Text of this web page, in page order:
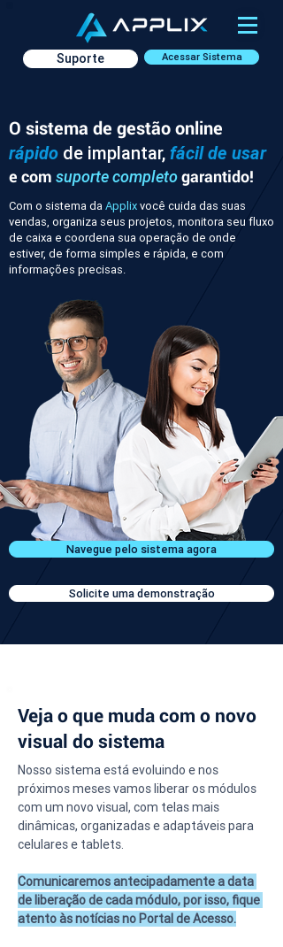
Acessar Sistema
Suporte
O sistema de gestão online
rápido de implantar, fácil de usar
e com suporte completogarantido!
Com o sistema daApplixvocê cuida das suas
vendas, organiza seus projetos, monitora seu fluxo
de caixa e coordena sua operação de onde
estiver, de forma simples e rápida, e com
informações precisas.
Navegue pelo sistema agora
Solicite uma demonstração
Veja o que muda com o novo
visual do sistema
Nosso sistema está evoluindo e nos
próximos meses vamos liberar os módulos
com um novo visual, com telas mais
dinâmicas, organizadas e adaptáveis para
celulares e tablets.
Comunicaremos antecipadamente a data
de liberação de cada módulo, por isso, fique
atento às notícias no Portal de Acesso.